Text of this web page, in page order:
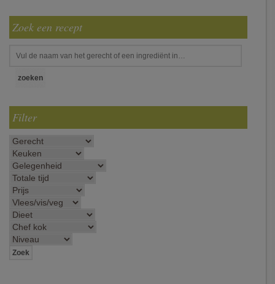
Zoek een recept
Filter